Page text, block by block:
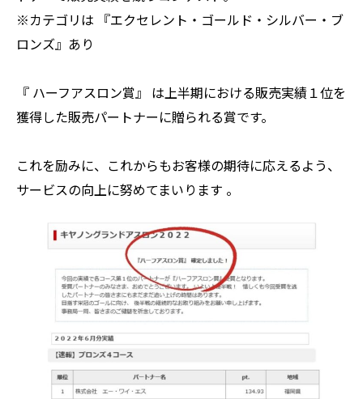
※カテゴリは 『エクセレント・ゴールド・シルバー・ブ
ロンズ』あり
『 ハーフアスロン賞』 は上半期における販売実績１位を
獲得した販売パートナーに贈られる賞です。
これを励みに、これからもお客様の期待に応えるよう、
サービスの向上に努めてまいります 。